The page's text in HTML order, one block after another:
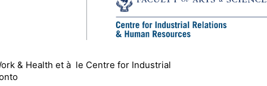
& Healthetà le Centre for Industrial